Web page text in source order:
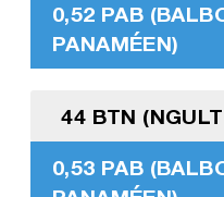
0,52 PAB
PANAMÉEN)
44 BTN
0,53 PAB